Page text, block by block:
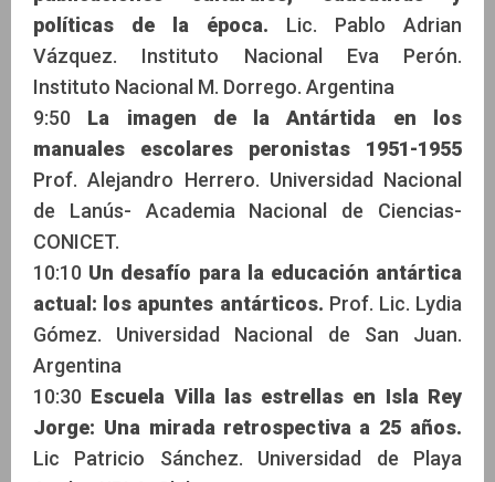
políticas de la época. Lic. Pablo Adrian
Vázquez. Instituto Nacional Eva Perón.
Instituto Nacional M. Dorrego. Argentina
9:50 La imagen de la Antártida en los
manuales escolares peronistas 1951-1955
Prof. Alejandro Herrero. Universidad Nacional
de Lanús- Academia Nacional de Ciencias-
CONICET.
10:10 Un desafío para la educación antártica
actual: los apuntes antárticos. Prof. Lic. Lydia
Gómez. Universidad Nacional de San Juan.
Argentina
10:30 Escuela Villa las estrellas en Isla Rey
Jorge: Una mirada retrospectiva a 25 años.
Lic Patricio Sánchez. Universidad de Playa